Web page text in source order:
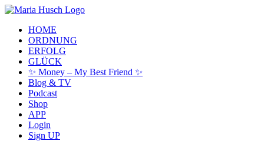
Skip
main
content
Menu
HOME
ORDNUNG
ERFOLG
GLÜCK
✨ Money – My Best Friend ✨
Blog & TV
Podcast
Shop
APP
Login
Sign UP